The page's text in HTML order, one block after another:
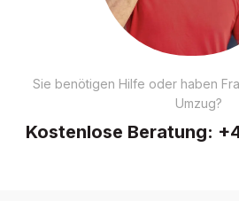
Sie benötigen Hilfe oder haben
Umzug?
Kostenlose Beratung: